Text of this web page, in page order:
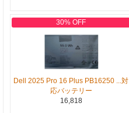
30% OFF
Dell 2025 Pro 16 Plus PB16250 ...対
応バッテリー
16,818